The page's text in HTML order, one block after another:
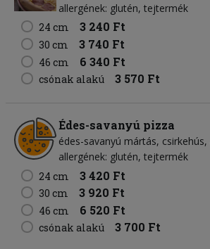
allergének: glutén, tejtermék
24 cm
3 240 Ft
30 cm 3 740 Ft
46 cm 6 340 Ft
csónak alakú 3 570 Ft
Édes-savanyú pizza
édes-savanyú mártás csirkehús
allergének: glutén, tejtermék
24 cm
3 420 Ft
30 cm 3 920 Ft
46 cm 6 520 Ft
csónak alakú 3 700 Ft